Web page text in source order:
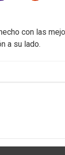
con las
a su lado.